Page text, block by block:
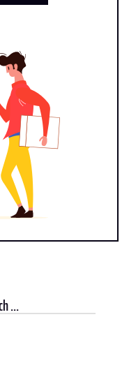
...